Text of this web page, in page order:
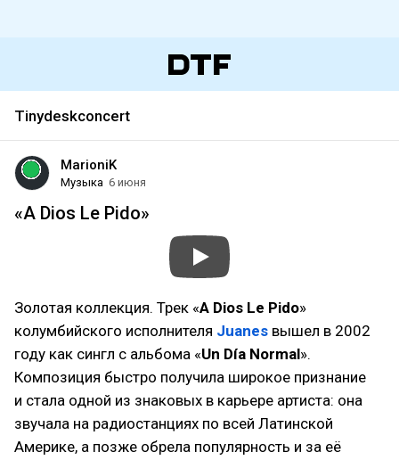
Tinydeskconcert
MarioniK
Музыка 6 июня
«A Dios Le Pido»
Золотая коллекция. Трек «A Dios Le Pido»
колумбийского исполнителя Juanes вышел в 2002
году как сингл с альбома «Un Día Normal».
Композиция быстро получила широкое признание
и стала одной из знаковых в карьере артиста: она
звучала на радиостанциях по всей Латинской
Америке, а позже обрела популярность и за её